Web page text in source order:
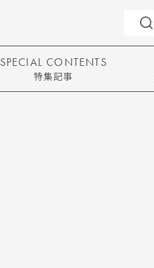
SPECIAL CONTENTS
特集記事